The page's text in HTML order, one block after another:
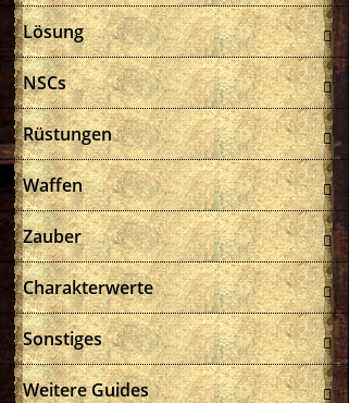
Lösung
NSCs
Rüstungen
Waffen
Zauber
Charakterwerte
Sonstiges
Weitere Guides